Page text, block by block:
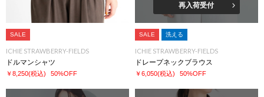
SALE
ICHIE STRAWBERRY-FIELDS
ドルマンシャツ
￥8,250(税込) 50%OFF
再入荷受付
SALE 洗える
ICHIE STRAWBERRY-FIELDS
ドレープネックブラウス
￥6,050(税込) 50%OFF